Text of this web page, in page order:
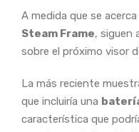
A medida que se
Steam Frame, siguen
sobre el próximo visor
La más reciente
que incluiría una
característica que